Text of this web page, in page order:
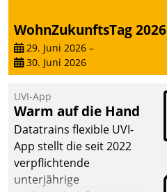
WohnZukunftsTag 2026
29. Juni 2026 –
30. Juni 2026
UVI-App
Warm auf die Hand
Datatrains flexible UVI-
App stellt die seit 2022
verpflichtende
unterjährige